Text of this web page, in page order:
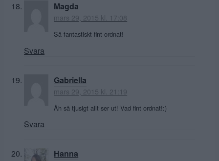
Magda
mars 29, 2015 kl. 17:08
Så fantastiskt fint ordnat!
Svara
Gabriella
mars 29, 2015 kl. 21:19
Åh så tjusigt allt ser ut! Vad fint ordnat!:)
Svara
Hanna